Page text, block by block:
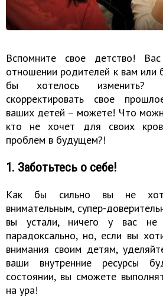
Вспомните свое детство!
отношении родителей к вам или
бы хотелось
скорректировать свое
ваших детей – можете! Что
кто не хочет для своих
проблем в будущем?!
1. Заботьтесь о себе!
Как бы сильно вы не
внимательным, супер-
вы устали, ничего у вас не
парадоксально, но, если вы
внимания своим детям,
ваши внутренние ресурсы
состоянии, вы сможете
на ура!